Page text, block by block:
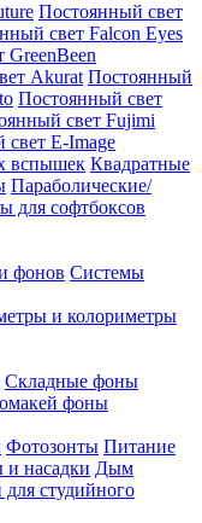
Постоянный свет
свет Falcon Eyes
GreenBeen
Akurat Постоянный
Постоянный свет
свет Fujimi
E-Image
вспышек Квадратные
Параболические/
для софтбоксов
фонов Системы
и колориметры
Складные фоны
фоны
Фотозонты Питание
и насадки Дым
студийного